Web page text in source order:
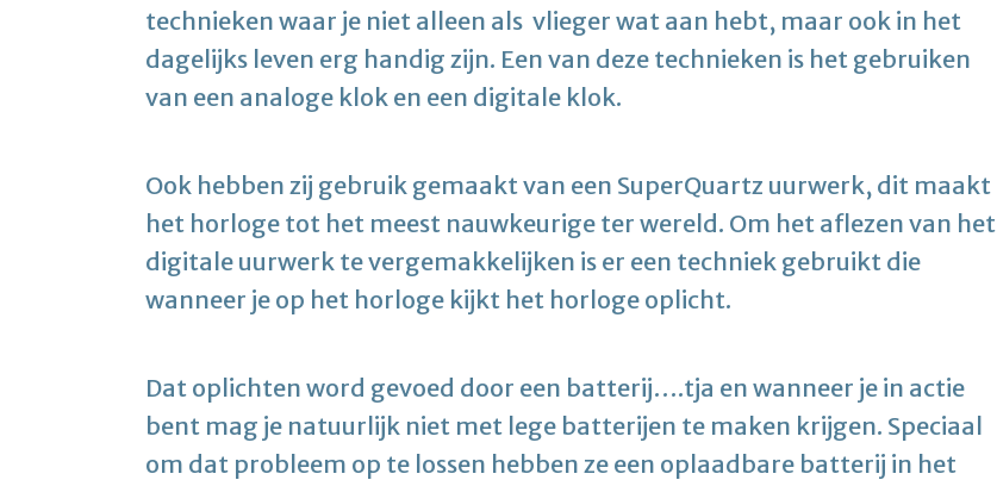
technieken waar je niet alleen als vlieger wat aan hebt, maar ook in het
dagelijks leven erg handig zijn. Een van deze technieken is het gebruiken
van een analoge klok en een digitale klok.
Ook hebben zij gebruik gemaakt van een SuperQuartz uurwerk, dit maakt
het horloge tot het meest nauwkeurige ter wereld. Om het aflezen van het
digitale uurwerk te vergemakkelijken is er een techniek gebruikt die
wanneer je op het horloge kijkt het horloge oplicht.
Dat oplichten word gevoed door een batterij….tja en wanneer je in actie
bent mag je natuurlijk niet met lege batterijen te maken krijgen. Speciaal
om dat probleem op te lossen hebben ze een oplaadbare batterij in het